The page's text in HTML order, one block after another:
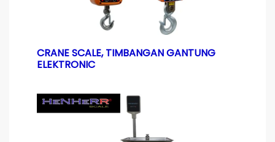
CRANE SCALE, TIMBANGAN GANTUNG
ELEKTRONIC